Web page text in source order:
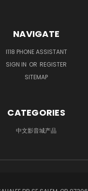
NAVIGATE
I118 PHONE ASSISTANT
SIGN IN OR REGISTER
SITEMAP
CATEGORIES
中文影音城产品